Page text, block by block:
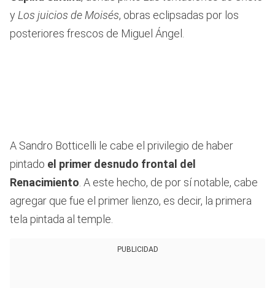
y Los juicios de Moisés, obras eclipsadas por los
posteriores frescos de Miguel Ángel.
A Sandro Botticelli le cabe el privilegio de haber
pintado el primer desnudo frontal del
Renacimiento . A este hecho, de por sí notable, cabe
agregar que fue el primer lienzo, es decir, la primera
tela pintada al temple.
PUBLICIDAD